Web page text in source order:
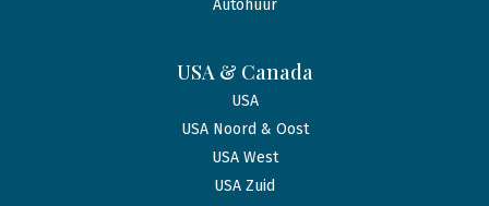
Autohuur
USA & Canada
USA
USA Noord & Oost
USA West
USA Zuid